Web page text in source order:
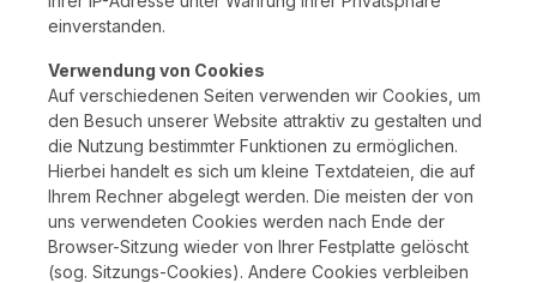
einverstanden.
Verwendung von Cookies
Auf verschiedenen Seiten verwenden wir Cookies, um
den Besuch unserer Website attraktiv zu gestalten und
die Nutzung bestimmter Funktionen zu ermöglichen.
Hierbei handelt es sich um kleine Textdateien, die auf
Ihrem Rechner abgelegt werden. Die meisten der von
uns verwendeten Cookies werden nach Ende der
Browser-Sitzung wieder von Ihrer Festplatte gelöscht
(sog. Sitzungs-Cookies). Andere Cookies verbleiben